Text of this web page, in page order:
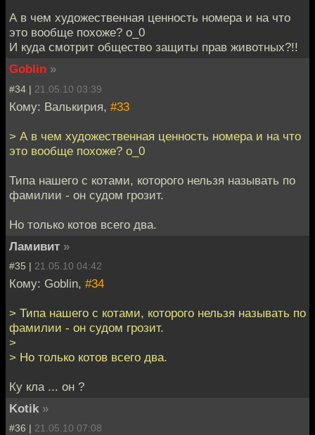
А в чем художественная ценность номера и на что
это вообще похоже? о_0
И куда смотрит общество защиты прав животных?!!
Goblin »
#34 | 21.05.10 03:39
Кому: Валькирия, #33
> А в чем художественная ценность номера и на что
это вообще похоже? о_0
Типа нашего с котами, которого нельзя называть по
фамилии - он судом грозит.
Но только котов всего два.
Ламивит »
#35 | 21.05.10 04:42
Кому: Goblin, #34
> Типа нашего с котами, которого нельзя называть по
фамилии - он судом грозит.
>
> Но только котов всего два.
Ку кла ... он ?
Kotik »
#36 | 21.05.10 07:08